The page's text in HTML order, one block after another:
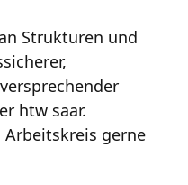
Strukturen und
htw saar.
gerne